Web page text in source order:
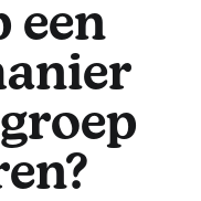
een